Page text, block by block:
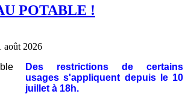
POTABLE !
août 2026
Des restrictions de certains
usagess'appliquent depuis le 10
juillet à 18h.